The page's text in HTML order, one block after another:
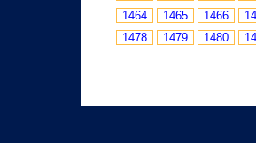
1464
1465 1466
1478
1479 1480